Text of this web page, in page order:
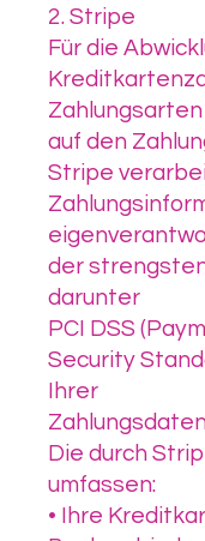
2. Stripe
Für die
auf den
Stripe
der
darunter
PCI DSS
Security
Ihrer
Die durch
umfassen:
• Ihre